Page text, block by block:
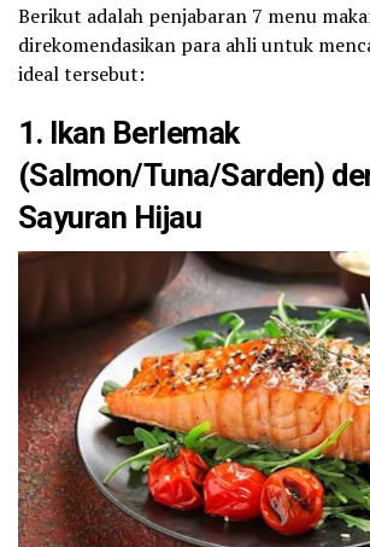
Berikut adalah penjabaran 7 menu
direkomendasikan para ahli untuk
ideal tersebut:
1. Ikan Berlemak
(Salmon/Tuna/Sarden)
Sayuran Hijau